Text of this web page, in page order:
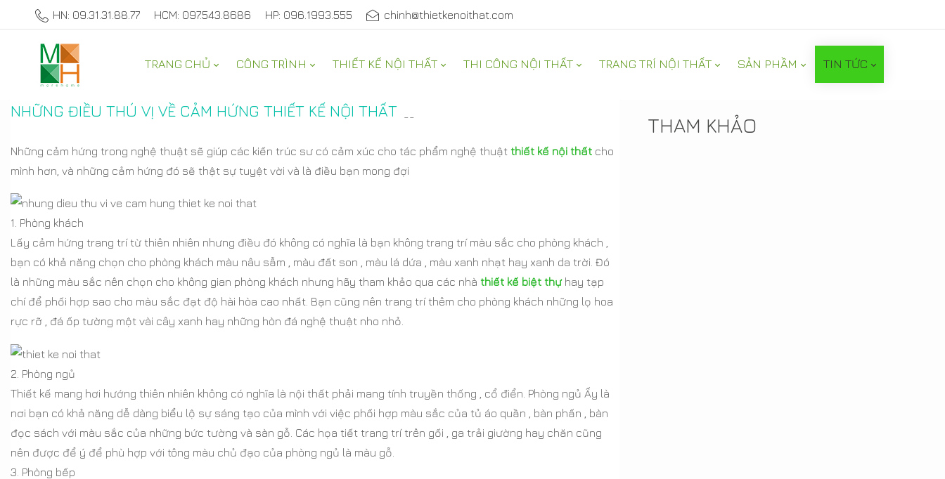
HN: 09.31.31.88.77 HCM: 097.543.8686 HP: 096.1993.555 chinh@thietkenoithat.com
TRANG CHỦ CÔNG TRÌNH THIẾT KẾ NỘI THẤT THI CÔNG NỘI THẤT TRANG TRÍ NỘI THẤT SẢN PHẦM TIN TỨC
TƯ VẤN NỘI THẤT NHÀ ĐẸP
NHỮNG ĐIỀU THÚ VỊ VỀ CẢM HỨNG THIẾT KẾ NỘI THẤT --
Những cảm hứng trong nghệ thuật sẽ giúp các kiến trúc sư có cảm xúc cho tác phẩm nghệ thuật thiết kế nội thất cho
mình hơn, và những cảm hứng đó sẽ thật sự tuyệt vời và là điều bạn mong đợi
1. Phòng khách
Lấy cảm hứng trang trí từ thiên nhiên nhưng điều đó không có nghĩa là bạn không trang trí màu sắc cho phòng khách ,
bạn có khả năng chọn cho phòng khách màu nâu sẫm , màu đất son , màu lá dứa , màu xanh nhạt hay xanh da trời. Đó
là những màu sắc nên chọn cho không gian phòng khách nhưng hãy tham khảo qua các nhà thiết kế biệt thự hay tạp
chí để phối hợp sao cho màu sắc đạt độ hài hòa cao nhất. Bạn cũng nên trang trí thêm cho phòng khách những lọ hoa
rực rỡ , đá ốp tường một vài cây xanh hay những hòn đá nghệ thuật nho nhỏ.
2. Phòng ngủ
Thiết kế mang hơi hướng thiên nhiên không có nghĩa là nội thất phải mang tính truyền thống , cổ điển. Phòng ngủ Ấy là
nơi bạn có khả năng dễ dàng biểu lộ sự sáng tạo của mình với việc phối hợp màu sắc của tủ áo quần , bàn phấn , bàn
đọc sách với màu sắc của những bức tường và sàn gỗ. Các họa tiết trang trí trên gối , ga trải giường hay chăn cũng
nên được để ý để phù hợp với tông màu chủ đạo của phòng ngủ là màu gỗ.
3. Phòng bếp
TIN NỔI BẬT
THAM KHẢO